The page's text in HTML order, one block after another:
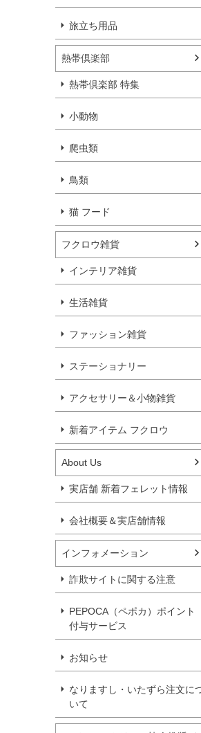
旅立ち用品
熱帯倶楽部
熱帯倶楽部 特集
小動物
爬虫類
鳥類
猫 フード
フクロウ雑貨
インテリア雑貨
生活雑貨
ファッション雑貨
ステーショナリー
アクセサリー＆小物雑貨
新着アイテム フクロウ
About Us
実店舗 新着フェレット情報
会社概要＆実店舗情報
インフォメーション
詐欺サイトに関する注意
PEPOCA（ペポカ）ポイント
付与サービス
お知らせ
なりますし・いたずら注文に
いて